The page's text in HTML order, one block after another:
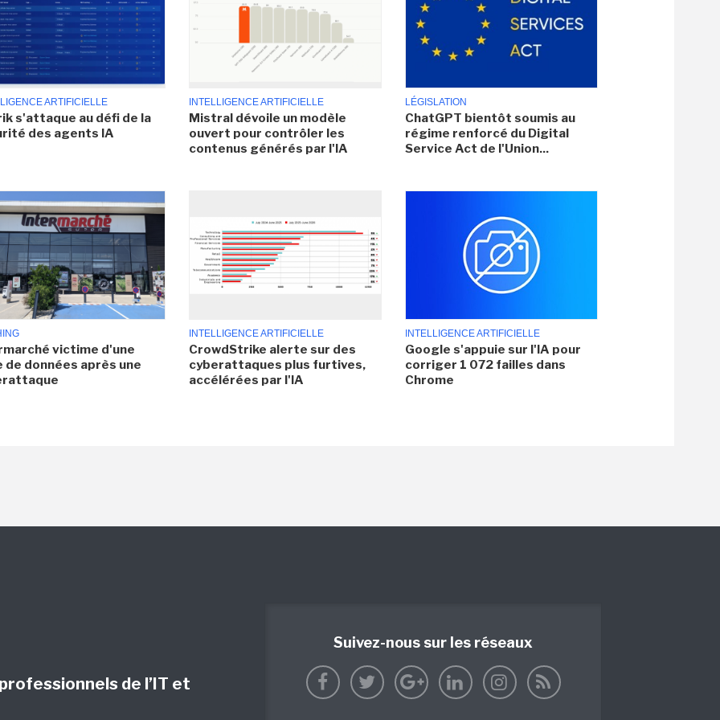
ARTIFICIELLE
s'attaque au défi de la
des agents IA
INTELLIGENCE ARTIFICIELLE
Mistral dévoile un modèle
ouvert pour contrôler les
contenus générés par l'IA
LÉGISLATION
ChatGPT bientôt soumis au
régime renforcé du Digital
Service Act de l'Union...
victime d'une
données après une
INTELLIGENCE ARTIFICIELLE
CrowdStrike alerte sur des
cyberattaques plus furtives,
accélérées par l'IA
INTELLIGENCE ARTIFICIELLE
Google s'appuie sur l'IA pour
corriger 1 072 failles dans
Chrome
de l’IT et
Suivez-nous sur les réseaux